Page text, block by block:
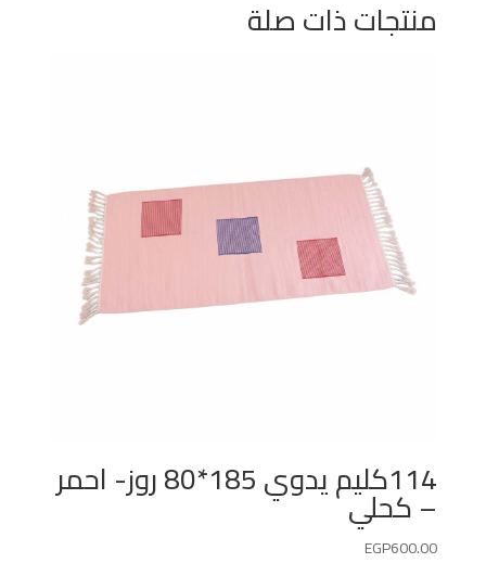
منتجات ذات صلة
114كليم يدوي 185*80 روز- احمر
– كحلي
EGP600.00